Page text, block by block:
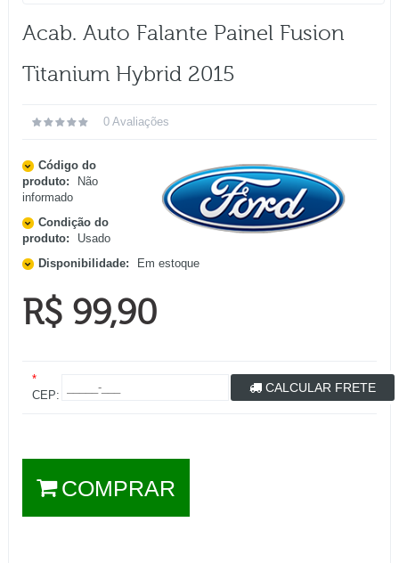
Acab. Auto Falante Painel Fusion
Titanium Hybrid 2015
0 Avaliações
Código do
produto:
Não
informado
Condição do
produto:
Usado
Disponibilidade:
Em estoque
R$ 99,90
*
CEP:
CALCULAR FRETE
COMPRAR